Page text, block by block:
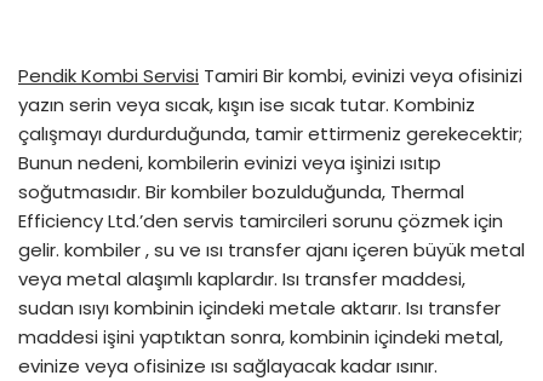
Pendik Kombi Servisi Tamiri Bir kombi, evinizi veya ofisinizi
yazın serin veya sıcak, kışın ise sıcak tutar. Kombiniz
çalışmayı durdurduğunda, tamir ettirmeniz gerekecektir;
Bunun nedeni, kombilerin evinizi veya işinizi ısıtıp
soğutmasıdır. Bir kombiler bozulduğunda, Thermal
Efficiency Ltd.’den servis tamircileri sorunu çözmek için
gelir. kombiler , su ve ısı transfer ajanı içeren büyük metal
veya metal alaşımlı kaplardır. Isı transfer maddesi,
sudan ısıyı kombinin içindeki metale aktarır. Isı transfer
maddesi işini yaptıktan sonra, kombinin içindeki metal,
evinize veya ofisinize ısı sağlayacak kadar ısınır.